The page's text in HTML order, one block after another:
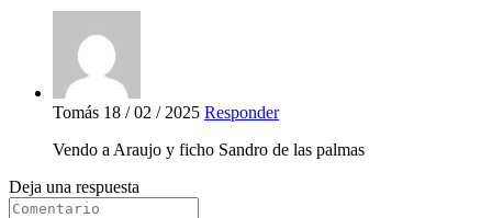
Tomás 18 / 02 / 2025 Responder
Vendo a Araujo y ficho Sandro de las palmas
Deja una respuesta